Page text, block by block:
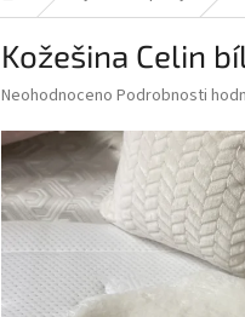
Kožešina Celin
Průměrné
produktu
je
0,0
z
5
hvězdiček.
Neohodnoceno Podrobnosti